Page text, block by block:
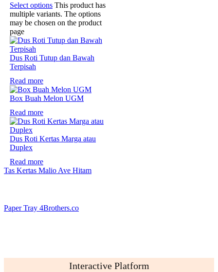
Select options This product has
multiple variants. The options
may be chosen on the product
page
Dus Roti Tutup dan Bawah
Terpisah
Read more
Box Buah Melon UGM
Read more
Dus Roti Kertas Marga atau
Duplex
Read more
Tas Kertas Malio Ave Hitam
Paper Tray 4Brothers.co
Interactive Platform